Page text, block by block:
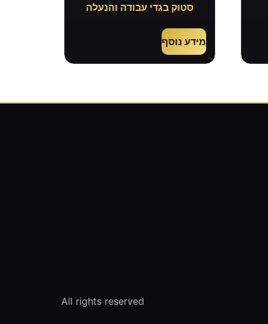
סטוק בגדי עבודה והנעלה
מידע נוסף
All rights reserved